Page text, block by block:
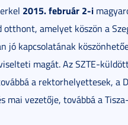
2015. február 2-i
amelyet köszön a
jó kapcsolatának
magát. Az SZTE-
a rektorhelyettesek, a
mai vezetője, továbbá a